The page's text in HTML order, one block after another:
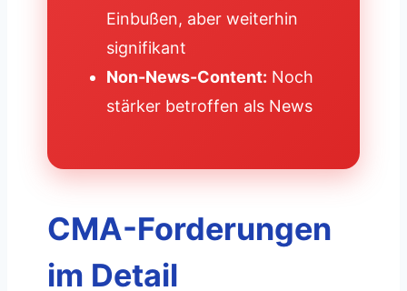
Einbußen, aber weiterhin
signifikant
Non-News-Content: Noch
stärker betroffen als News
CMA-Forderungen
im Detail